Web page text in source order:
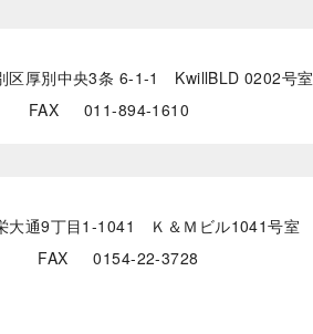
区厚別中央3条 6-1-1 KwillBLD 0202号室
FAX 011-894-1610
大通9丁目1-1041 Ｋ＆Ｍビル1041号室
FAX 0154-22-3728